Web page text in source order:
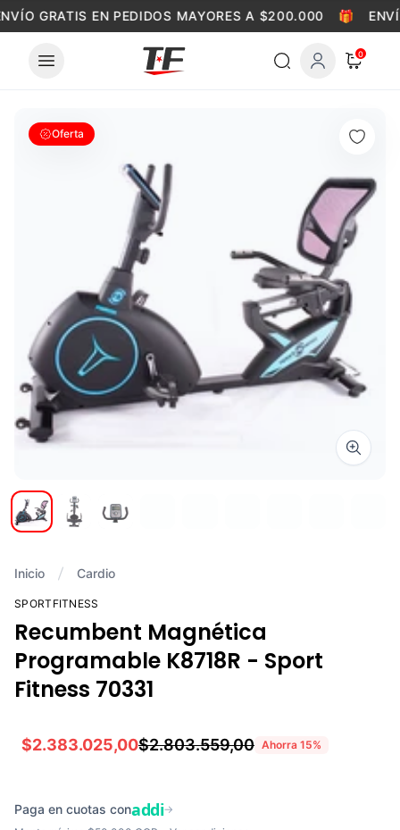
Skip to content
GRATIS EN PEDIDOS MAYORES A $200.000 🎁
0
Oferta
Zoom
Inicio Cardio
SPORTFITNESS
Recumbent Magnética
Programable K8718R - Sport
Fitness 70331
$2.383.025,00$2.803.559,00 Ahorra 15%
Paga en cuotas conaddi→